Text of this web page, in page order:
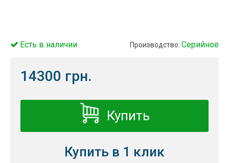
Есть в наличии Производство: Серийное
14300 грн.
Купить
Купить в 1 клик